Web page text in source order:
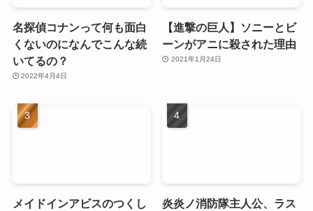
名探偵コナンって何も面白
くないのになんでこんな続
いてるの？
2022年4月4日
【進撃の巨人】ソニーとビ
ーンがアニに殺された理由
2021年1月24日
メイドインアビスのつくし
炎炎ノ消防隊主人公、ラス